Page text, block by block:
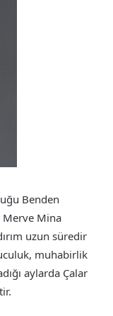
Benden
Merve Mina
uzun süredir
muhabirlik
aylarda Çalar